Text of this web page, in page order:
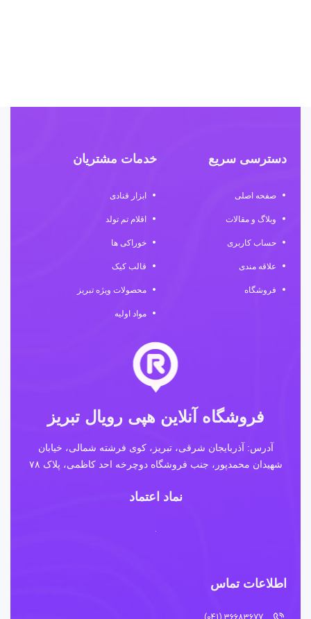
دسترسی سریع
صفحه اصلی
وبلاگ و مقالات
حساب کاربری
علاقه مندی
فروشگاه
خدمات مشتریان
ابزار قنادی
اقلام تم تولد
خوراکی ها
قالب کیک
محصولات ویژه تبریز
مواد اولیه
فروشگاه آنلاین هپی رویال تبریز
آدرس: آذربایجان شرقی، تبریز، کوی فرشته شمالی، خیابان
شهیدان محمدپور، جنب فروشگاه دوچرخه احد کاظمی، پلاک ۷۸
نماد اعتماد
اطلاعات تماس